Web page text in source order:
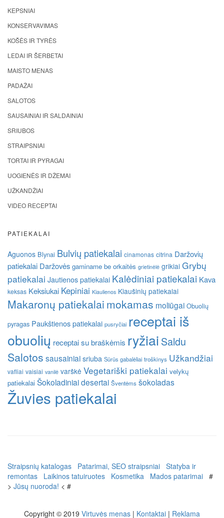
KEPSNIAI
KONSERVAVIMAS
KOŠĖS IR TYRĖS
LEDAI IR ŠERBETAI
MAISTO MENAS
PADAŽAI
SALOTOS
SAUSAINIAI IR SALDAINIAI
SRIUBOS
STRAIPSNIAI
TORTAI IR PYRAGAI
UOGIENĖS IR DŽEMAI
UŽKANDŽIAI
VIDEO RECEPTAI
PATIEKALAI
Aguonos Blynai Bulvių patiekalai cinamonas citrina Daržovių
patiekalai Daržovės gaminame be orkaitės grietinėlė grikiai Grybų
patiekalai Jautienos patiekalai Kalėdiniai patiekalai Kava
keksas Keksiukai Kepiniai Kiaulienos Kiaušinių patiekalai
Makaronų patiekalai mokamas moliūgai Obuolių
pyragas Paukštienos patiekalai pusryčiai receptai iš
obuolių receptai su braškėmis ryžiai Saldu
Salotos sausainiai sriuba Sūrūs gabalėliai troškinys Užkandžiai
vafliai vaisiai vanilė varškė Vegetariški patiekalai velykų
patiekalai Šokoladiniai desertai Šventėms šokoladas
Žuvies patiekalai
Straipsnių katalogas Patarimai, SEO straipsniai Statyba ir
remontas
Laikinos tatuiruotes Kosmetika Mados patarimai #
> Jūsų nuoroda! < #
Copyright © 2019 Virtuvės menas | Kontaktai | Reklama